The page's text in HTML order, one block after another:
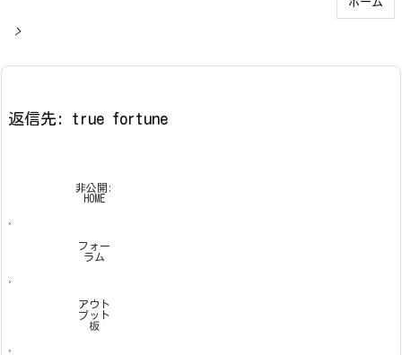
前へ
>
返信先: true fortune
非公開:
HOME
›
フォー
ラム
›
アウト
プット
板
›